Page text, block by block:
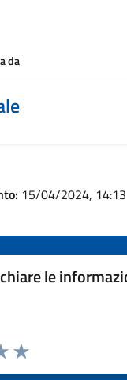
da
15/04/2024, 14:13
le
Valuta 5 stelle su 5
4 stelle su 5
3 stelle su 5
su 5
su 5